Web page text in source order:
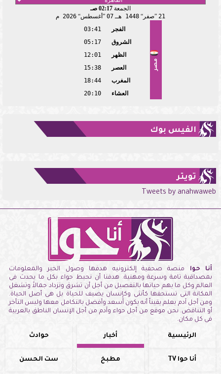
الجمعة 02:17 صـ
21
صفر 1448 هـ 07 أغسطس 2026 م
مصر
الفجر
03:41
الشروق
05:17
الظهر
12:01
العصر
15:38
المغرب
18:44
العشاء
20:10
الفيس بوك
تويتر
Tweets by anahwaweb
أنا حوا منصة صحفية إلكترونيه هدفها وصول الخبر والمعلومات
بمصداقية تامة وسرعة ومهنية. هدفنا أن نحيط حواء بكل ما يحدث فى
العالم وكل ما يهم حياتها بالتفصيل من أجل أن تشرق وتزداد جمالاً وتشغل
المكانة التى تستحقها كأنثى وكإنسان يضيف للحياة بل هى أصل الحياة.
ومن أجل آدم يعلم يقيناً أنه يكون أسعد وأفضل بالتكامل معها وليس التأخر
أو التناقض. نحن موقع من أجل حواء وآدم من أجل الإنسان الناطق بالعربية
فى كل مكان.
الرئيسية أخبار حوادث
أنا حوا TV مطبخ ست الحسن